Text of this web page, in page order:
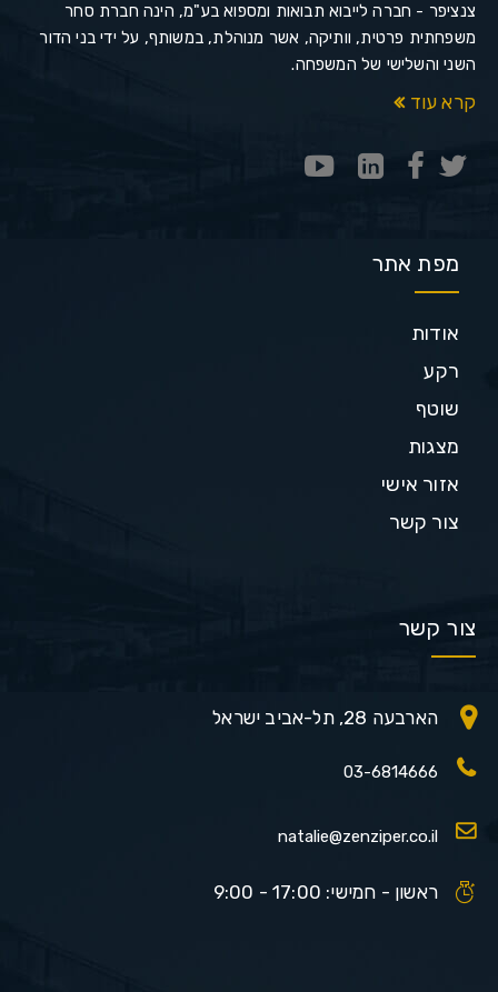
צנציפר - חברה לייבוא תבואות ומספוא בע"מ, הינה חברת סחר
משפחתית פרטית, וותיקה, אשר מנוהלת, במשותף, על ידי בני הדור
השני והשלישי של המשפחה.
קרא עוד
מפת אתר
אודות
רקע
שוטף
מצגות
אזור אישי
צור קשר
צור קשר
הארבעה 28, תל-אביב ישראל
03-6814666
natalie@zenziper.co.il
ראשון - חמישי: 17:00 - 9:00